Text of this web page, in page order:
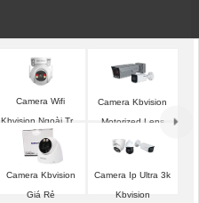
Camera Wifi
Kbvision Ngoài Trời
360
Camera Kbvision
Motorized Lens
Camera Kbvision
Giá Rẻ
Camera Ip Ultra 3k
Kbvision